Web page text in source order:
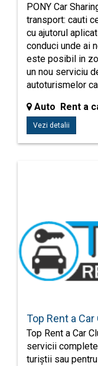
PONY Car
transport: cauti
cu ajutorul
conduci unde ai
este posibil in
un nou serviciu
autoturismelor
Auto Rent a
Vezi detalii
Top Rent a Car
Top Rent a Car
servicii
turiștii sau